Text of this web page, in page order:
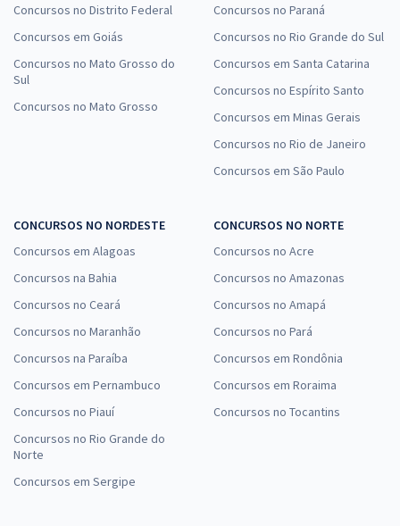
Concursos no Distrito Federal
Concursos em Goiás
Concursos no Mato Grosso do
Sul
Concursos no Mato Grosso
Concursos no Paraná
Concursos no Rio Grande do Sul
Concursos em Santa Catarina
Concursos no Espírito Santo
Concursos em Minas Gerais
Concursos no Rio de Janeiro
Concursos em São Paulo
CONCURSOS NO NORDESTE
Concursos em Alagoas
Concursos na Bahia
Concursos no Ceará
Concursos no Maranhão
Concursos na Paraíba
Concursos em Pernambuco
Concursos no Piauí
Concursos no Rio Grande do
Norte
Concursos em Sergipe
CONCURSOS NO NORTE
Concursos no Acre
Concursos no Amazonas
Concursos no Amapá
Concursos no Pará
Concursos em Rondônia
Concursos em Roraima
Concursos no Tocantins